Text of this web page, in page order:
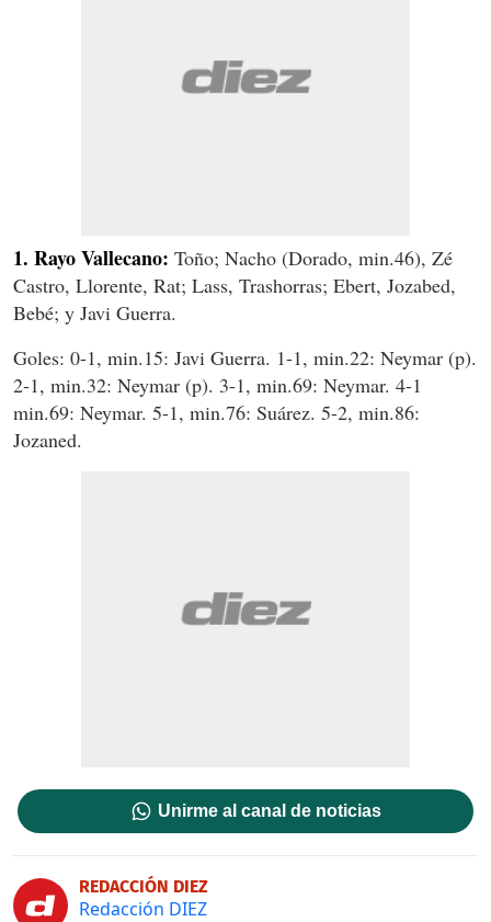
1. Rayo Vallecano: Toño; Nacho (Dorado, min.46), Zé
Castro, Llorente, Rat; Lass, Trashorras; Ebert, Jozabed,
Bebé; y Javi Guerra.
Goles: 0-1, min.15: Javi Guerra. 1-1, min.22: Neymar (p).
2-1, min.32: Neymar (p). 3-1, min.69: Neymar. 4-1
min.69: Neymar. 5-1, min.76: Suárez. 5-2, min.86:
Jozaned.
Unirme al canal de noticias
REDACCIÓN DIEZ
Redacción DIEZ